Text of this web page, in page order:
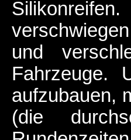
und
Fahrzeuge.
aufzubauen,
(die